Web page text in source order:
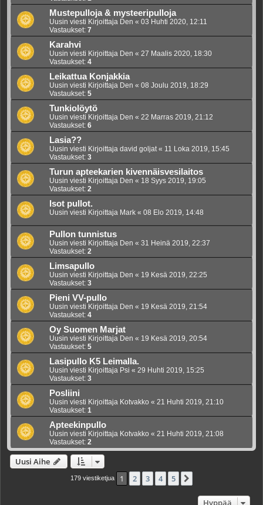
Mustepulloja & mysteeripulloja
Uusin viesti Kirjoittaja Den « 03 Huhti 2020, 12:11
Vastaukset: 7
Karahvi
Uusin viesti Kirjoittaja Den « 27 Maalis 2020, 18:30
Vastaukset: 4
Leikattua Konjakkia
Uusin viesti Kirjoittaja Den « 08 Joulu 2019, 18:29
Vastaukset: 5
Tunkiolöytö
Uusin viesti Kirjoittaja Den « 22 Marras 2019, 21:12
Vastaukset: 6
Lasia??
Uusin viesti Kirjoittaja david goljat « 11 Loka 2019, 15:45
Vastaukset: 3
Turun apteekarien kivennäisvesilaitos
Uusin viesti Kirjoittaja Den « 18 Syys 2019, 19:05
Vastaukset: 2
Isot pullot.
Uusin viesti Kirjoittaja Mark « 08 Elo 2019, 14:48
Pullon tunnistus
Uusin viesti Kirjoittaja Den « 31 Heinä 2019, 22:37
Vastaukset: 2
Limsapullo
Uusin viesti Kirjoittaja Den « 19 Kesä 2019, 22:25
Vastaukset: 3
Pieni VV-pullo
Uusin viesti Kirjoittaja Den « 19 Kesä 2019, 21:54
Vastaukset: 4
Oy Suomen Marjat
Uusin viesti Kirjoittaja Den « 19 Kesä 2019, 20:54
Vastaukset: 5
Lasipullo K5 Leimalla.
Uusin viesti Kirjoittaja Psi « 29 Huhti 2019, 15:25
Vastaukset: 3
Posliini
Uusin viesti Kirjoittaja Kotvakko « 21 Huhti 2019, 21:10
Vastaukset: 1
Apteekinpullo
Uusin viesti Kirjoittaja Kotvakko « 21 Huhti 2019, 21:08
Vastaukset: 2
Uusi Aihe
179 viestiketjua 1 2 3 4 5
Hyppää